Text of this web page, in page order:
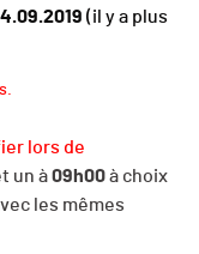
(il y a plus
lors de
un à09h00à choix
les mêmes